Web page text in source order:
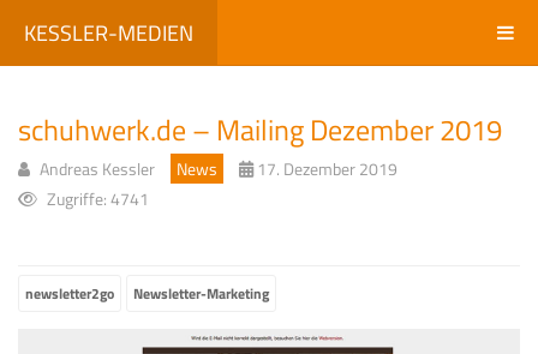
KESSLER-MEDIEN
schuhwerk.de – Mailing Dezember 2019
Andreas Kessler News
17. Dezember 2019
Zugriffe: 4741
newsletter2go Newsletter-Marketing